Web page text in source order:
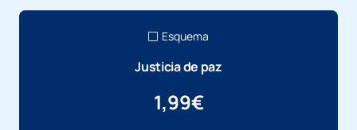
Esquema
Justicia de paz
1,99€